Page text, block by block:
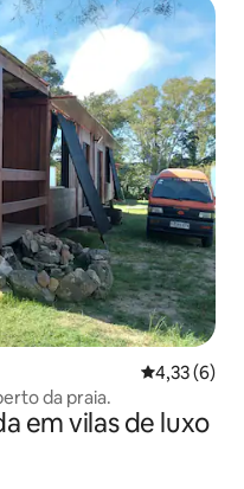
4,33 de
4,33 (6)
da praia.
em vilas de luxo